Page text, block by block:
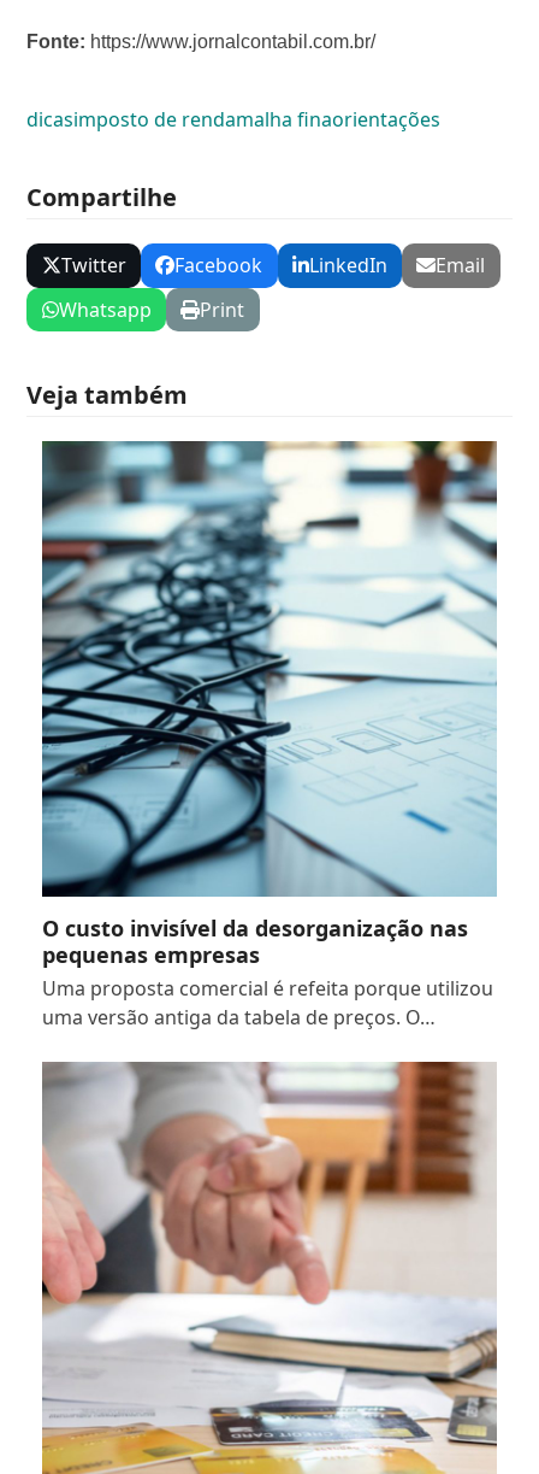
Fonte: https://www.jornalcontabil.com.br/
dicasimposto de rendamalha finaorientações
Compartilhe
Twitter Facebook LinkedIn
Email
Whatsapp
Print
Veja também
O custo invisível da desorganização nas
pequenas empresas
Uma proposta comercial é refeita porque utilizou
uma versão antiga da tabela de preços. O…